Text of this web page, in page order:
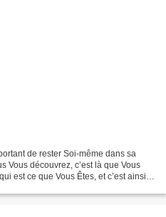
de rester Soi-même dans sa
Vous découvrez, c’est là que Vous
est ce que Vous Êtes, et c’est ainsi